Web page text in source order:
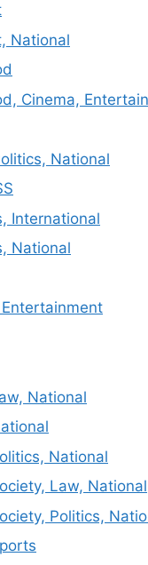
National
Cinema,
National
International
National
National
National
Law, National
Politics,